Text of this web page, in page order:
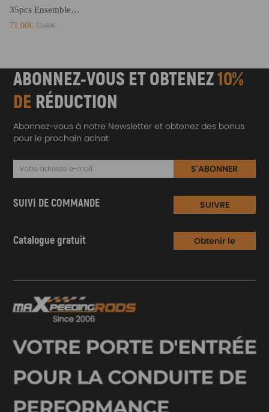
35pcs Ensemble de douilles décrou de moyeu dessieu 6 points 1/2quot; 8-32mm
71,00€ 77,00€
ABONNEZ-VOUS ET OBTENEZ10%
DE RÉDUCTION
Abonnez-vous à notre Newsletter et obtenez des bonus
pour le prochain achat
S'ABONNER
SUIVI DE COMMANDE SUIVRE
Catalogue gratuit
Obtenir le